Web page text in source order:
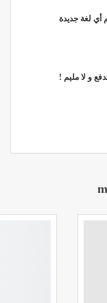
و لا مليم !